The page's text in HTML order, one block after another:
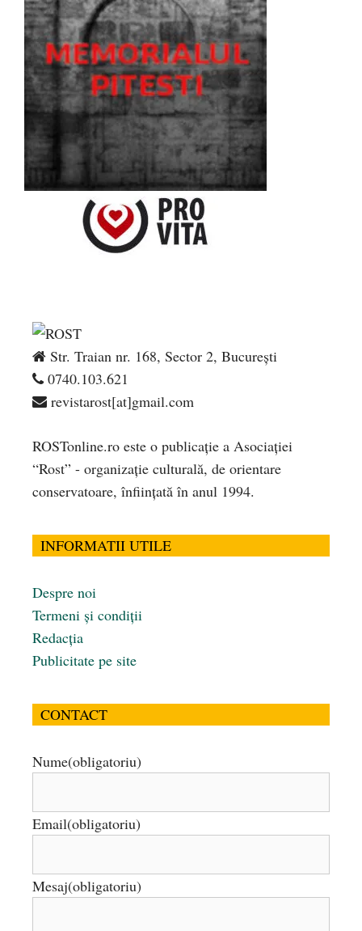
Str. Traian nr. 168, Sector 2, București
0740.103.621
revistarost[at]gmail.com
ROSTonline.ro este o publicaţie a Asociaţiei
“Rost” - organizaţie culturală, de orientare
conservatoare, înfiinţată în anul 1994.
INFORMATII UTILE
Despre noi
Termeni și condiții
Redacția
Publicitate pe site
CONTACT
Nume(obligatoriu)
Email(obligatoriu)
Mesaj(obligatoriu)